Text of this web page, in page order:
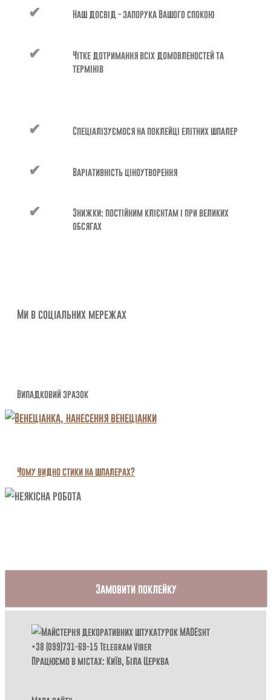
Наш досвід - запорука Вашого спокою
Чітке дотримання всіх домовленостей та
термінів
Спеціалізуємося на поклейці елітних шпалер
Варіативність ціноутворення
Знижки: постійним клієнтам і при великих
обсягах
Ми в соціальних мережах
Випадковий зразок
Чому видно стики на шпалерах?
Замовити поклейку
+38 (099)731-69-15 TelegramViber
Працюємо в містах: Київ,Біла Церква